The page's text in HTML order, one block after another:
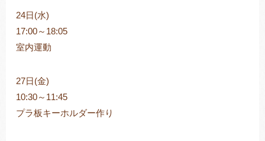
24日(水)
17:00～18:05
室内運動
27日(金)
10:30～11:45
プラ板キーホルダー作り